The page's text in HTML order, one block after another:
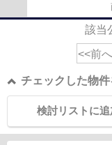
該当
<<前へ
チェックした物
検討リストに追